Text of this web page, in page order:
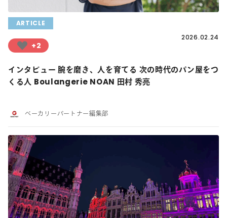
ARTICLE
+2
2026.02.24
インタビュー 腕を磨き、人を育てる 次の時代のパン屋をつ
くる人 Boulangerie NOAN 田村 秀亮
ベーカリーパートナー編集部